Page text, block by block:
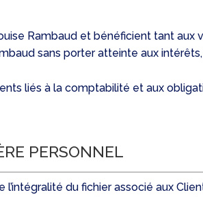
Rambaud et bénéficient tant aux
sans porter atteinte aux
liés à la comptabilité et aux
PERSONNEL
du fichier associé aux